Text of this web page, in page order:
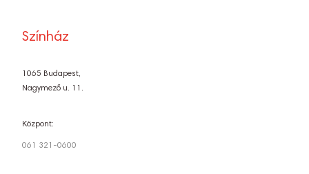
Színház
1065 Budapest,
Nagymező u. 11.
Központ:
061 321-0600